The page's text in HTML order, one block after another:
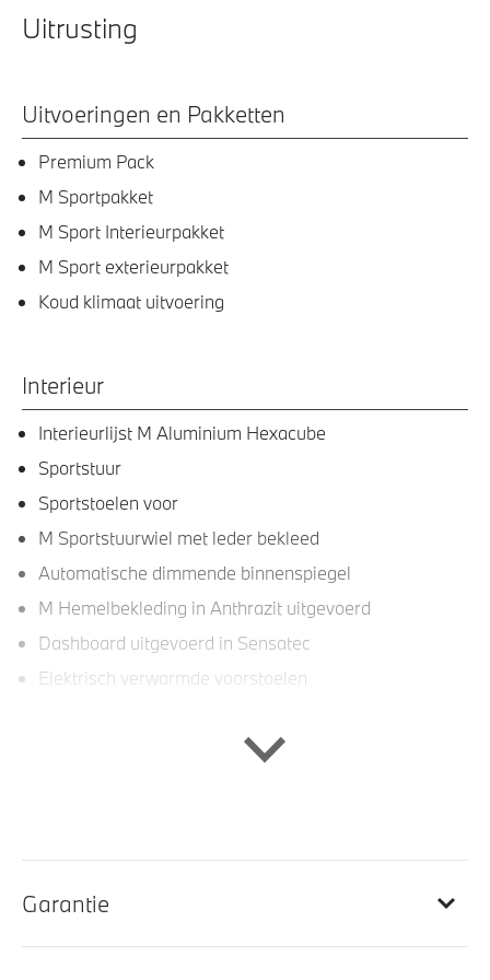
Uitrusting
Uitvoeringen en Pakketten
Premium Pack
M Sportpakket
M Sport Interieurpakket
M Sport exterieurpakket
Koud klimaat uitvoering
Interieur
Interieurlijst M Aluminium Hexacube
Sportstuur
Sportstoelen voor
M Sportstuurwiel met leder bekleed
Automatische dimmende binnenspiegel
M Hemelbekleding in Anthrazit uitgevoerd
Dashboard uitgevoerd in Sensatec
Elektrisch verwarmde voorstoelen
Entertainment en communicatie
Garantie